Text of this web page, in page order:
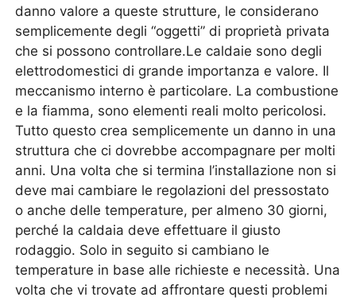
danno valore a queste strutture, le considerano
semplicemente degli “oggetti” di proprietà privata
che si possono controllare.Le caldaie sono degli
elettrodomestici di grande importanza e valore. Il
meccanismo interno è particolare. La combustione
e la fiamma, sono elementi reali molto pericolosi.
Tutto questo crea semplicemente un danno in una
struttura che ci dovrebbe accompagnare per molti
anni. Una volta che si termina l’installazione non si
deve mai cambiare le regolazioni del pressostato
o anche delle temperature, per almeno 30 giorni,
perché la caldaia deve effettuare il giusto
rodaggio. Solo in seguito si cambiano le
temperature in base alle richieste e necessità. Una
volta che vi trovate ad affrontare questi problemi